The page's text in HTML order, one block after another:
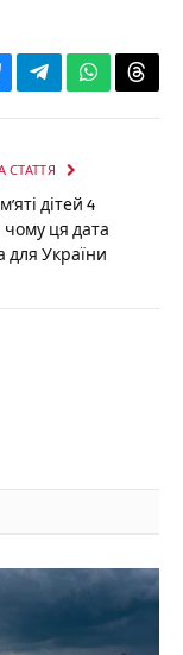
TelegramWhatsApp
СТАТТЯ
дітей 4
ця дата
для України